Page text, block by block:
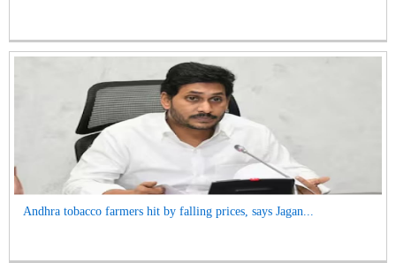
Andhra tobacco farmers hit by falling prices, says Jagan...